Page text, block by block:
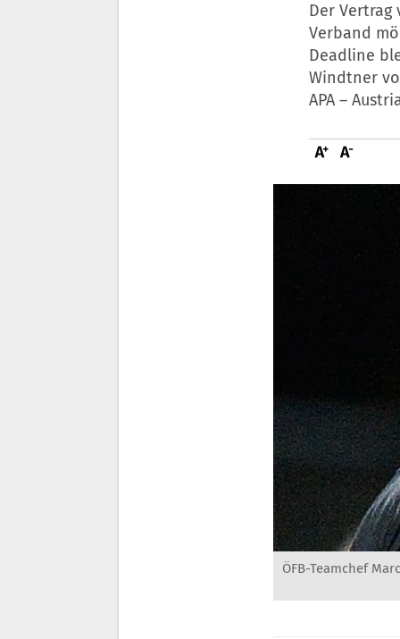
Der Vertrag
Verband
Deadline
Windtner
APA –
ÖFB-Teamchef